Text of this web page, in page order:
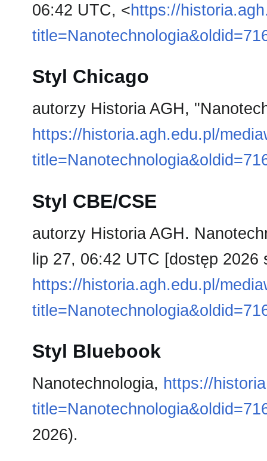
06:42 UTC, <https://
Styl Chicago
autorzy Historia AGH,
https://historia.agh.edu.pl/
Styl CBE/CSE
autorzy Historia AGH.
lip 27, 06:42 UTC [dostęp
https://historia.agh.edu.pl/
Styl Bluebook
Nanotechnologia, https://
2026).